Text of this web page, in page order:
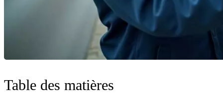
Table des matières